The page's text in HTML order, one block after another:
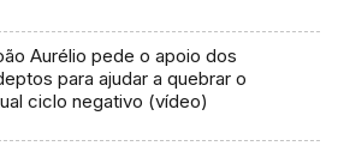
Aurélio pede o apoio dos
para ajudar a quebrar o
ciclo negativo (vídeo)